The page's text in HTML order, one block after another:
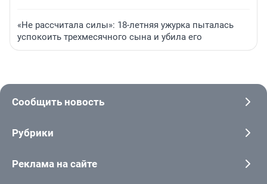
«Не рассчитала силы»: 18-летняя ужурка пыталась
успокоить трехмесячного сына и убила его
Сообщить новость
Рубрики
Реклама на сайте